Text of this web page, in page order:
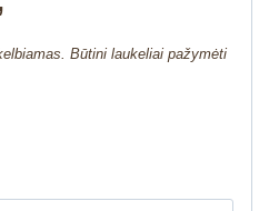
Būtini laukeliai pažymėti